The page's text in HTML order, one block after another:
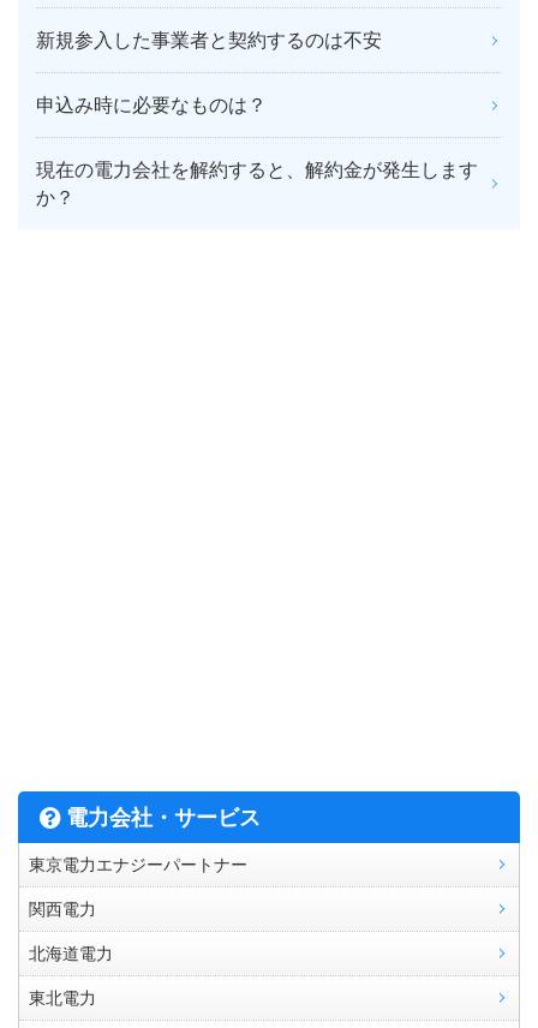
新規参入した事業者と契約するのは不安
申込み時に必要なものは？
現在の電力会社を解約すると、解約金が発生します
か？
電力会社・サービス
東京電力エナジーパートナー
関西電力
北海道電力
東北電力